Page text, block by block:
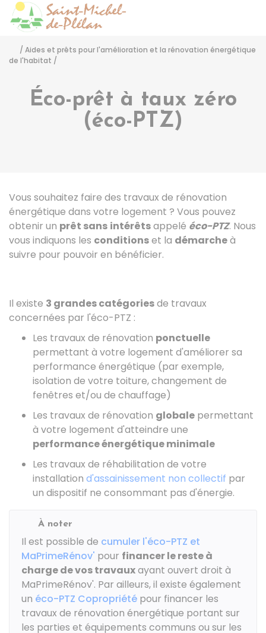
/ Aides et prêts pour l'amélioration et la rénovation énergétique
de l'habitat /
Éco-prêt à taux zéro
(éco-PTZ)
Vous souhaitez faire des travaux de rénovation
énergétique dans votre logement ? Vous pouvez
obtenir un prêt sans intérêtsappelé éco-PTZ. Nous
vous indiquons les conditionset la démarcheà
suivre pour pouvoir en bénéficier.
Il existe 3 grandes catégoriesde travaux
concernées par l'éco-PTZ :
Les travaux de rénovation ponctuelle
permettant à votre logement d'améliorer sa
performance énergétique (par exemple,
isolation de votre toiture, changement de
fenêtres et/ou de chauffage)
Les travaux de rénovation globale permettant
à votre logement d'atteindre une
performance énergétique minimale
Les travaux de réhabilitation de votre
installation d'assainissement non collectif par
un dispositif ne consommant pas d'énergie.
À noter
Il est possible de cumuler l'éco-PTZ et
MaPrimeRénov' pour financer le reste à
charge de vos travauxayant ouvert droit à
MaPrimeRénov'. Par ailleurs, il existe également
un éco-PTZ Copropriété pour financer les
travaux de rénovation énergétique portant sur
les parties et équipements communs ou sur les